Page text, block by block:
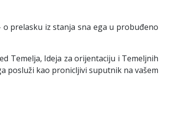
prelasku iz stanja sna ega u probuđeno
Temelja, Ideja za orijentaciju i Temeljnih
posluži kao pronicljivi suputnik na vašem